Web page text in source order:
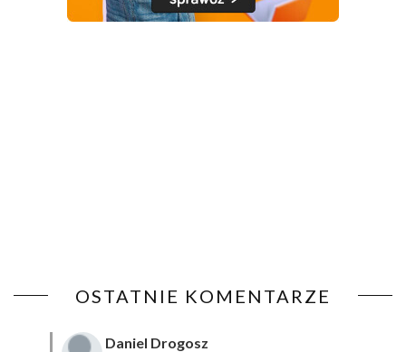
OSTATNIE KOMENTARZE
Daniel Drogosz